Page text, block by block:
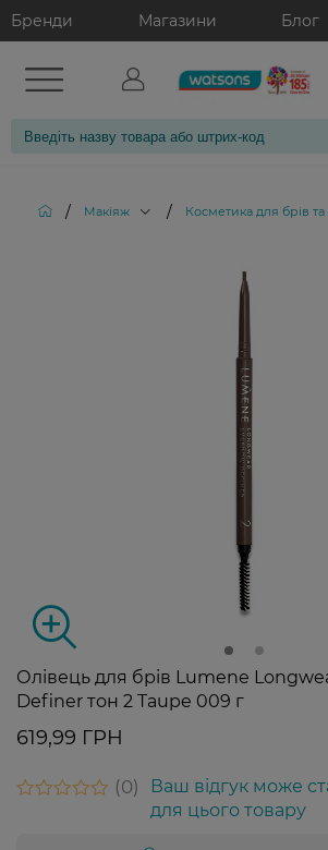
Бренди Магазини Блог
/ Макіяж / Косметика для брів
Олівець для брів Lumene
Definer тон 2 Taupe 009 г
619,99 ГРН
0
Ваш відгук може
для цього товару